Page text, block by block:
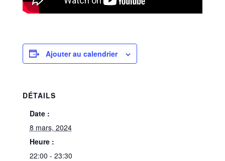
Ajouter au calendrier
DÉTAILS
Date :
8 mars, 2024
Heure :
22:00 - 23:30